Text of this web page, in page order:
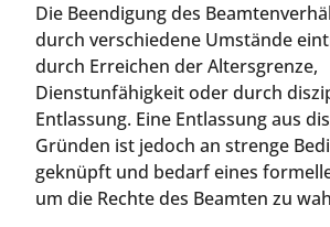
Die Beendigung des
durch verschiedene Umstände
durch Erreichen der Altersgrenze,
Dienstunfähigkeit oder durch
Entlassung. Eine Entlassung aus
Gründen ist jedoch an strenge
geknüpft und bedarf eines
um die Rechte des Beamten zu